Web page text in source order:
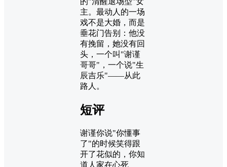
主。最动人的一场
戏不是大婚，而是
垂花门告别：他没
有挽留，她没有回
头，一个叫"谢谨
哥哥"，一个说"生
辰吉乐"——从此
路人。
短评
谢谨你说"你懂事
了"的时候笑得跟
开了花似的，你知
道人家在心死